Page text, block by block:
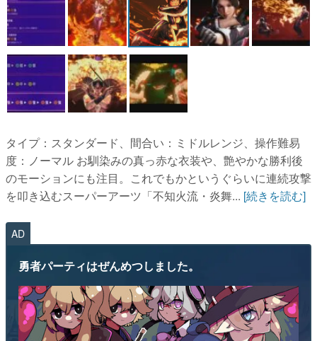
タイプ：スタンダード、間合い：ミドルレンジ、操作難易
度：ノーマル お馴染みの真っ赤な衣装や、艶やかな勝利後
のモーションにも注目。これでもかというぐらいに連続攻撃
を叩き込むスーパーアーツ「不知火流・炎舞... [続きを読む]
AD
勇者パーティはぜんめつしました。